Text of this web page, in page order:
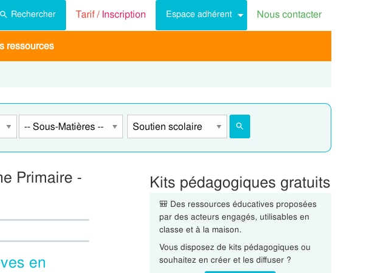
Rechercher Tarif /Inscription Espace adhérent Nous contacter
ressources
Primaire -
en
Kits pédagogiques gratuits
🎒 Des ressources éducatives proposées
par des acteurs engagés, utilisables en
classe et à la maison.
Vous disposez de kits pédagogiques ou
souhaitez en créer et les diffuser ?